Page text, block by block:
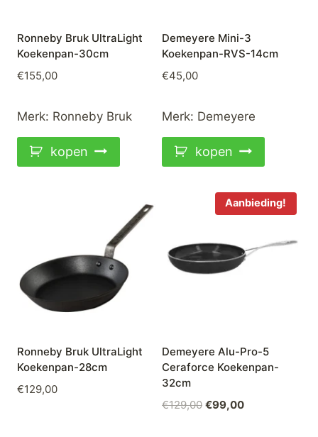
Ronneby Bruk UltraLight
Koekenpan-30cm
€155,00
Merk: Ronneby Bruk
kopen
Demeyere Mini-3
Koekenpan-RVS-14cm
€45,00
Merk: Demeyere
kopen
Ronneby Bruk UltraLight
Koekenpan-28cm
€129,00
Aanbieding!
Demeyere Alu-Pro-5
Ceraforce Koekenpan-
32cm
€129,00 Oorspronkelijke
€99,00Huidige